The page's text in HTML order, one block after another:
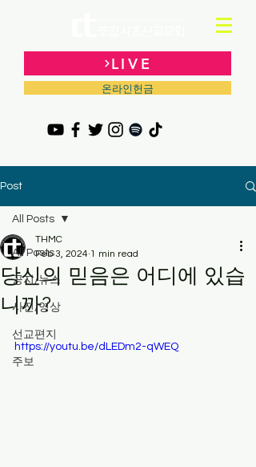
LIVE
온라인헌금
Post
All Posts
공지/뉴스
사진/영상
선교편지
주보
All Posts
당신의 믿음은 어디에 있습
니까?
THMC
Feb 3, 2024 1 min read
https://youtu.be/dLEDm2-qWEQ